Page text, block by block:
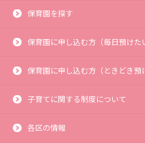
保育園を探す
保育園に申し込む方（毎日預けた
保育園に申し込む方（ときどき預
子育てに関する制度について
各区の情報